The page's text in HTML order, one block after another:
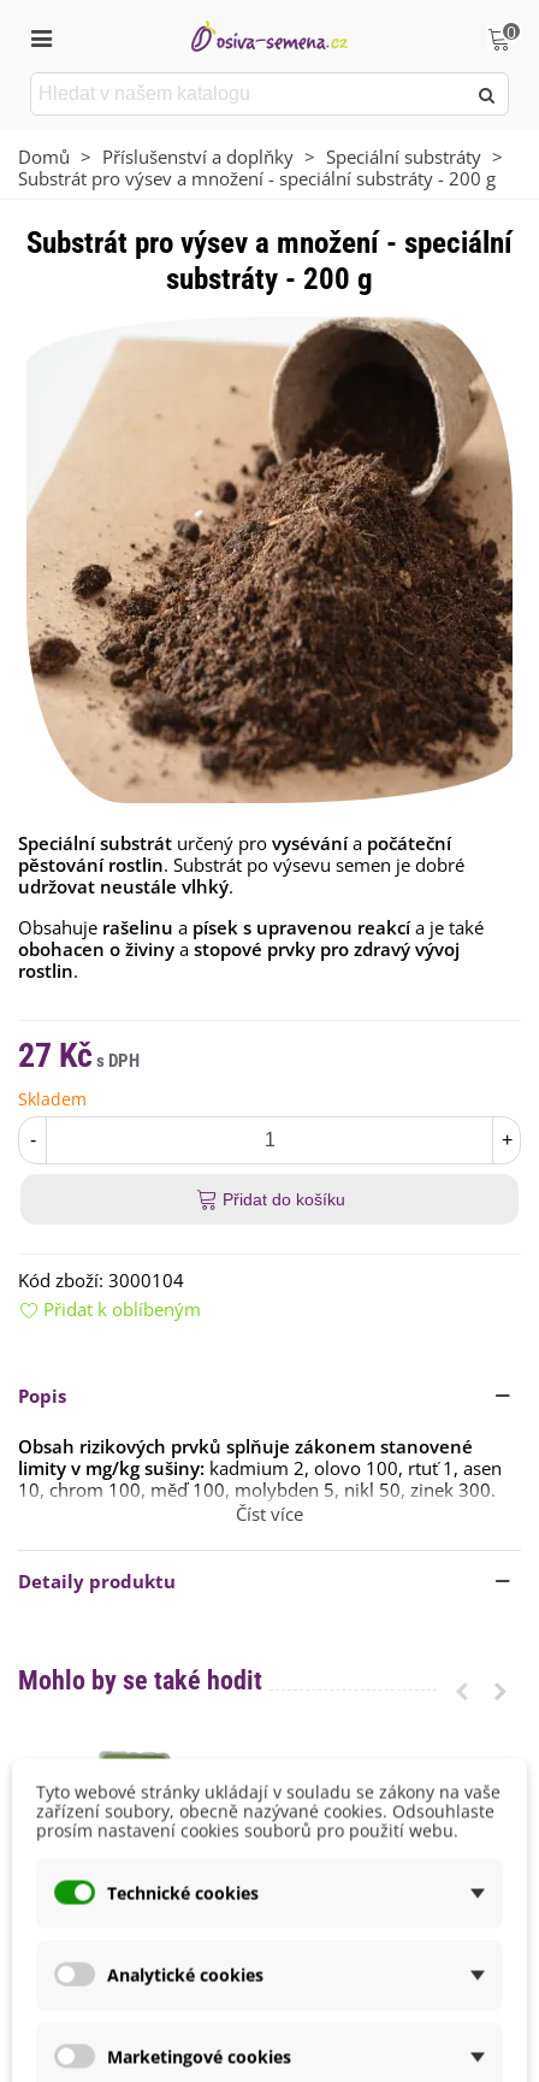
0
Domů > Příslušenství a doplňky > Speciální substráty >
Substrát pro výsev a množení - speciální substráty - 200 g
Substrát pro výsev a množení - speciální
substráty - 200 g
Speciální substrát určený pro vysévánía počáteční
pěstování rostlin. Substrát po výsevu semen je dobré
udržovat neustále vlhký.
Obsahuje rašelinu a písek s upravenou reakcía je také
obohacen o živiny a stopové prvky pro zdravý vývoj
rostlin.
27 Kč
Skladem
- +
Přidat do košíku
Kód zboží: 3000104
Přidat k oblíbeným
Popis
Obsah rizikových prvků splňuje zákonem stanovené
limity v mg/kg sušiny: kadmium 2, olovo 100, rtuť 1, asen
10, chrom 100, měď 100, molybden 5, nikl 50, zinek 300.
Hmotnost substrátu:
Číst více
Detaily produktu
Mohlo by se také hodit
Pilka prořezávací - Stalco -
pěstební pomůcky - 1 ks
dezinfekční pomůcky - 1 ks
Tyto webové stránky ukládají v souladu se zákony na vaše
zařízení soubory, obecně nazývané cookies. Odsouhlaste
prosím nastavení cookies souborů pro použití webu.
Technické cookies
Analytické cookies
Marketingové cookies